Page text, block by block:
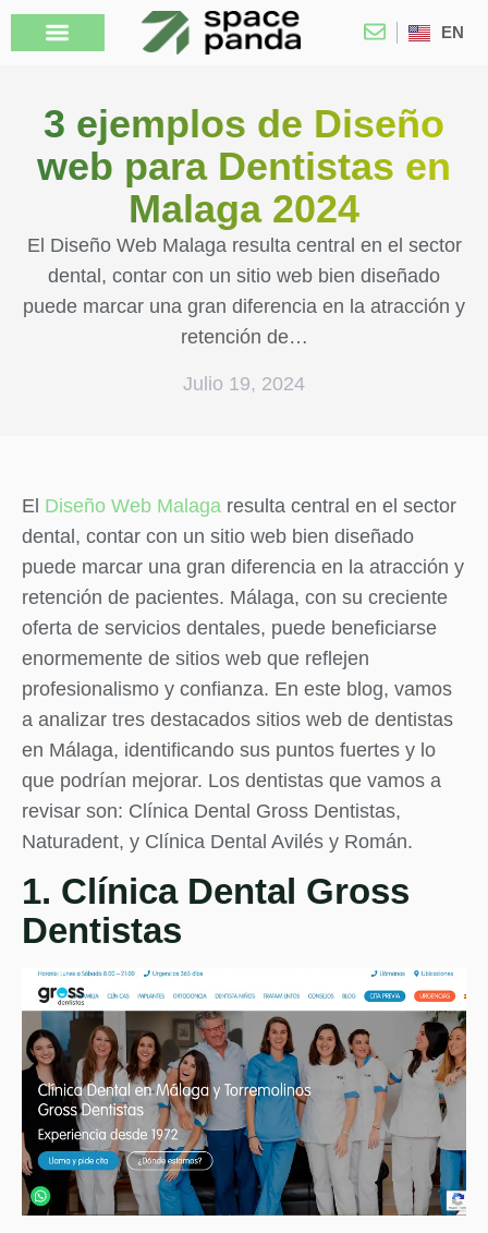
EN
3 ejemplos de Diseño
web para Dentistas en
Malaga 2024
El Diseño Web Malaga resulta central en el sector
dental, contar con un sitio web bien diseñado
puede marcar una gran diferencia en la atracción y
retención de…
Julio 19, 2024
El Diseño Web Malaga resulta central en el sector
dental, contar con un sitio web bien diseñado
puede marcar una gran diferencia en la atracción y
retención de pacientes. Málaga, con su creciente
oferta de servicios dentales, puede beneficiarse
enormemente de sitios web que reflejen
profesionalismo y confianza. En este blog, vamos
a analizar tres destacados sitios web de dentistas
en Málaga, identificando sus puntos fuertes y lo
que podrían mejorar. Los dentistas que vamos a
revisar son: Clínica Dental Gross Dentistas,
Naturadent, y Clínica Dental Avilés y Román.
1. Clínica Dental Gross
Dentistas